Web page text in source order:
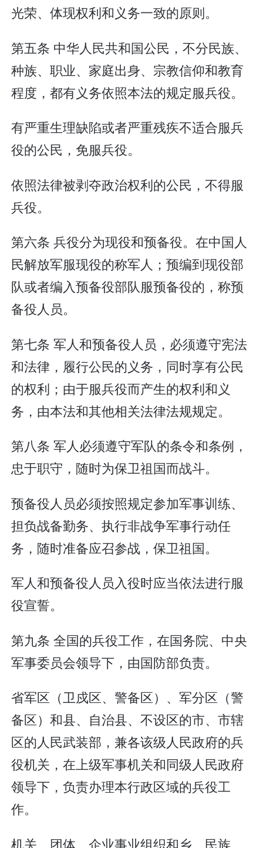
光荣、体现权利和义务一致的原则。
第五条 中华人民共和国公民，不分民族、
种族、职业、家庭出身、宗教信仰和教育
程度，都有义务依照本法的规定服兵役。
有严重生理缺陷或者严重残疾不适合服兵
役的公民，免服兵役。
依照法律被剥夺政治权利的公民，不得服
兵役。
第六条 兵役分为现役和预备役。在中国人
民解放军服现役的称军人；预编到现役部
队或者编入预备役部队服预备役的，称预
备役人员。
第七条 军人和预备役人员，必须遵守宪法
和法律，履行公民的义务，同时享有公民
的权利；由于服兵役而产生的权利和义
务，由本法和其他相关法律法规规定。
第八条 军人必须遵守军队的条令和条例，
忠于职守，随时为保卫祖国而战斗。
预备役人员必须按照规定参加军事训练、
担负战备勤务、执行非战争军事行动任
务，随时准备应召参战，保卫祖国。
军人和预备役人员入役时应当依法进行服
役宣誓。
第九条 全国的兵役工作，在国务院、中央
军事委员会领导下，由国防部负责。
省军区（卫戍区、警备区）、军分区（警
备区）和县、自治县、不设区的市、市辖
区的人民武装部，兼各该级人民政府的兵
役机关，在上级军事机关和同级人民政府
领导下，负责办理本行政区域的兵役工
作。
机关、团体、企业事业组织和乡、民族